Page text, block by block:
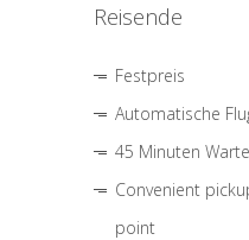
Reisende
Festpreis
Automatische
45 Minuten
Convenient
point